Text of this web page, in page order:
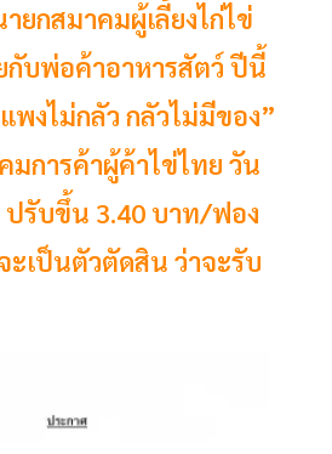
ยกสมาคมผู้เลี้ยงไก่ไข่
บพ่อค้าอาหารสัตว์ ปีนี้
พงไม่กลัว กลัวไม่มีของ”
มการค้าผู้ค้าไข่ไทย วัน
ปรับขึ้น 3.40 บาท/ฟอง
ะเป็นตัวตัดสิน ว่าจะรับ